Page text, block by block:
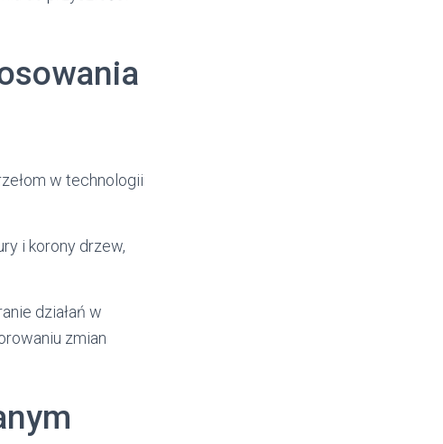
w technologii
i korony drzew,
działań w
zmian